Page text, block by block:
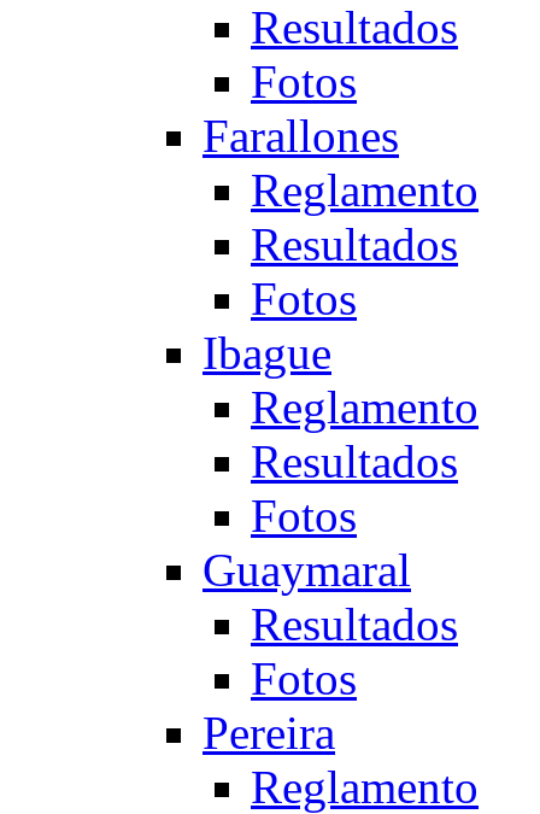
Resultados
Fotos
Farallones
Reglamento
Resultados
Fotos
Ibague
Reglamento
Resultados
Fotos
Guaymaral
Resultados
Fotos
Pereira
Reglamento